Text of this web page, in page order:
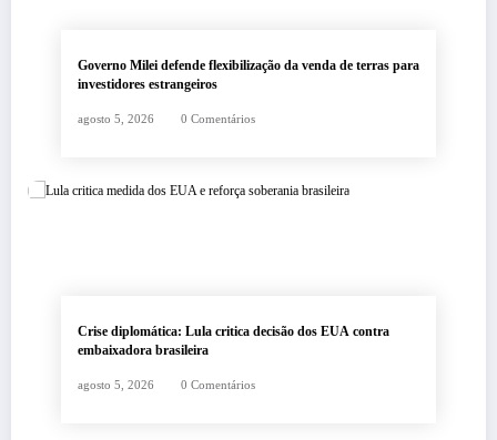
Governo Milei defende flexibilização da venda de terras para
investidores estrangeiros
agosto 5, 2026 0 Comentários
Crise diplomática: Lula critica decisão dos EUA contra
embaixadora brasileira
agosto 5, 2026 0 Comentários